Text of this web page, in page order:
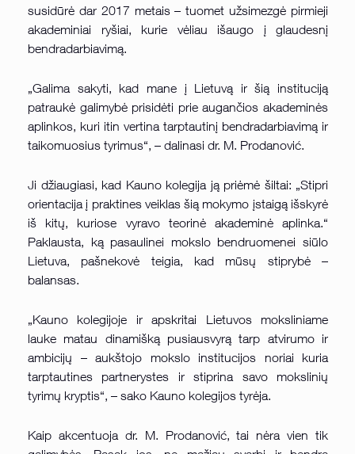
susidūrė dar 2017 metais – tuomet užsimezgė pirmieji
akademiniai ryšiai, kurie vėliau išaugo į glaudesnį
bendradarbiavimą.
„Galima sakyti, kad mane į Lietuvą ir šią instituciją
patraukė galimybė prisidėti prie augančios akademinės
aplinkos, kuri itin vertina tarptautinį bendradarbiavimą ir
taikomuosius tyrimus“, – dalinasi dr. M. Prodanović.
Ji džiaugiasi, kad Kauno kolegija ją priėmė šiltai: „Stipri
orientacija į praktines veiklas šią mokymo įstaigą išskyrė
iš kitų, kuriose vyravo teorinė akademinė aplinka.“
Paklausta, ką pasaulinei mokslo bendruomenei siūlo
Lietuva, pašnekovė teigia, kad mūsų stiprybė –
balansas.
„Kauno kolegijoje ir apskritai Lietuvos moksliniame
lauke matau dinamišką pusiausvyrą tarp atvirumo ir
ambicijų – aukštojo mokslo institucijos noriai kuria
tarptautines partnerystes ir stiprina savo mokslinių
tyrimų kryptis“, – sako Kauno kolegijos tyrėja.
Kaip akcentuoja dr. M. Prodanović, tai nėra vien tik